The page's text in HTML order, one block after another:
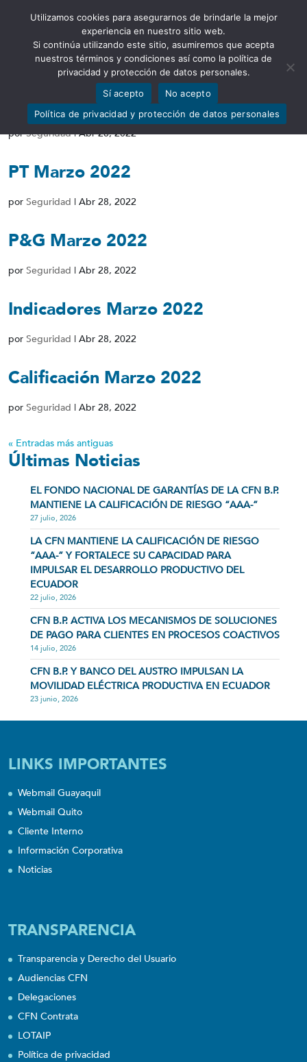
Abrir barra de herramientas
Indicadores por Sector Marzo 2022
porSeguridad|Abr 28, 2022
PT Marzo 2022
por Seguridad | Abr 28, 2022
P&G Marzo 2022
por Seguridad | Abr 28, 2022
Indicadores Marzo 2022
por Seguridad | Abr 28, 2022
Calificación Marzo 2022
por Seguridad | Abr 28, 2022
« Entradas más antiguas
Últimas Noticias
EL FONDO NACIONAL DE GARANTÍAS DE LA CFN B.P.
MANTIENE LA CALIFICACIÓN DE RIESGO “AAA-”
27 julio, 2026
LA CFN MANTIENE LA CALIFICACIÓN DE RIESGO
“AAA-” Y FORTALECE SU CAPACIDAD PARA
IMPULSAR EL DESARROLLO PRODUCTIVO DEL
ECUADOR
22 julio, 2026
CFN B.P. ACTIVA LOS MECANISMOS DE SOLUCIONES
DE PAGO PARA CLIENTES EN PROCESOS COACTIVOS
14 julio, 2026
CFN B.P. Y BANCO DEL AUSTRO IMPULSAN LA
MOVILIDAD ELÉCTRICA PRODUCTIVA EN ECUADOR
23 junio, 2026
LINKS IMPORTANTES
Webmail Guayaquil
Webmail Quito
Cliente Interno
Información Corporativa
Noticias
TRANSPARENCIA
Transparencia y Derecho del Usuario
Audiencias CFN
Delegaciones
CFN Contrata
LOTAIP
Política de privacidad
Utilizamos cookies para asegurarnos de brindarle la mejor
experiencia en nuestro sitio web.
Si continúa utilizando este sitio, asumiremos que acepta
nuestros términos y condiciones así como la política de
privacidad y protección de datos personales.
Sí acepto
No acepto
Política de privacidad y protección de datos personales